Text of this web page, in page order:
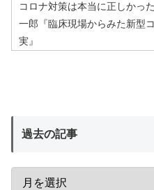
コロナ対策は本当に正しかっ
一郎『臨床現場からみた新型
実』
過去の記事